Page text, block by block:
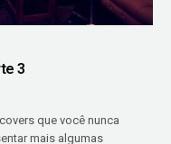
3
que você nunca
mais algumas